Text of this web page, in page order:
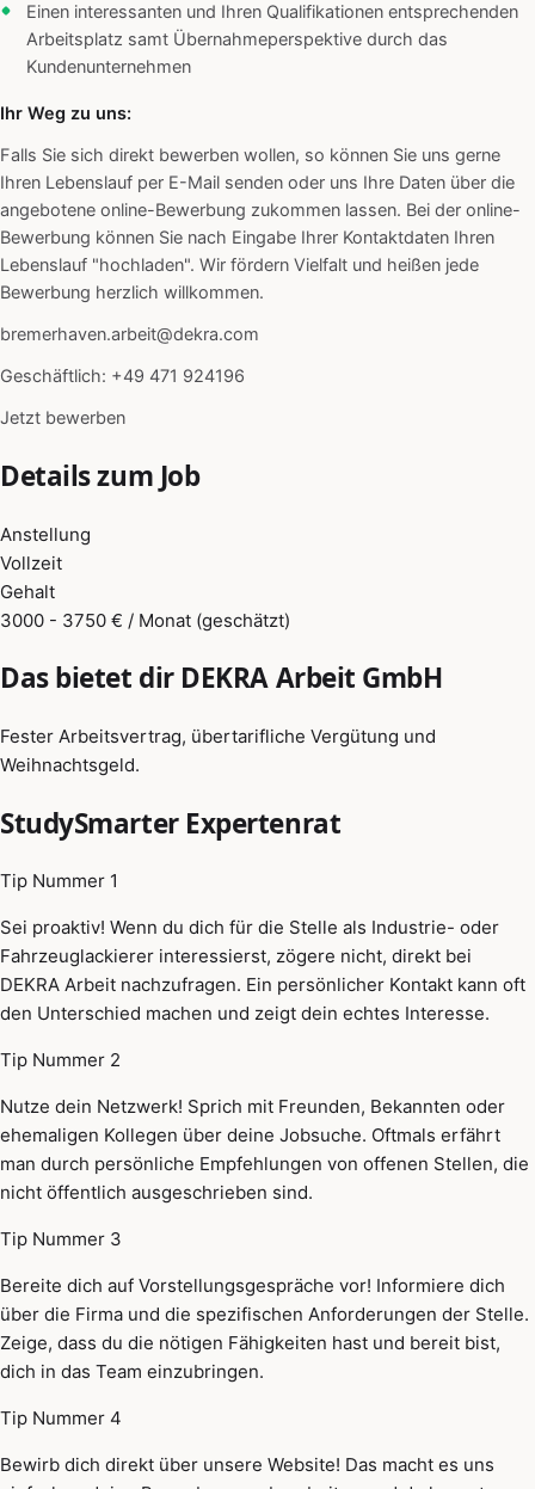
Einen interessanten und Ihren Qualifikationen entsprechenden
Arbeitsplatz samt Übernahmeperspektive durch das
Kundenunternehmen
Ihr Weg zu uns:
Falls Sie sich direkt bewerben wollen, so können Sie uns gerne
Ihren Lebenslauf per E-Mail senden oder uns Ihre Daten über die
angebotene online-Bewerbung zukommen lassen. Bei der online-
Bewerbung können Sie nach Eingabe Ihrer Kontaktdaten Ihren
Lebenslauf "hochladen". Wir fördern Vielfalt und heißen jede
Bewerbung herzlich willkommen.
bremerhaven.arbeit@dekra.com
Geschäftlich: +49 471 924196
Jetzt bewerben
Details zum Job
Anstellung
Vollzeit
Gehalt
3000 - 3750 € / Monat (geschätzt)
Das bietet dir DEKRA Arbeit GmbH
Fester Arbeitsvertrag, übertarifliche Vergütung und
Weihnachtsgeld.
StudySmarter Expertenrat
Tip Nummer 1
Sei proaktiv! Wenn du dich für die Stelle als Industrie- oder
Fahrzeuglackierer interessierst, zögere nicht, direkt bei
DEKRA Arbeit nachzufragen. Ein persönlicher Kontakt kann oft
den Unterschied machen und zeigt dein echtes Interesse.
Tip Nummer 2
Nutze dein Netzwerk! Sprich mit Freunden, Bekannten oder
ehemaligen Kollegen über deine Jobsuche. Oftmals erfährt
man durch persönliche Empfehlungen von offenen Stellen, die
nicht öffentlich ausgeschrieben sind.
Tip Nummer 3
Bereite dich auf Vorstellungsgespräche vor! Informiere dich
über die Firma und die spezifischen Anforderungen der Stelle.
Zeige, dass du die nötigen Fähigkeiten hast und bereit bist,
dich in das Team einzubringen.
Tip Nummer 4
Bewirb dich direkt über unsere Website! Das macht es uns